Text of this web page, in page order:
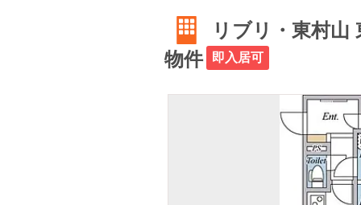
リブリ・東村山
物件
即入居可